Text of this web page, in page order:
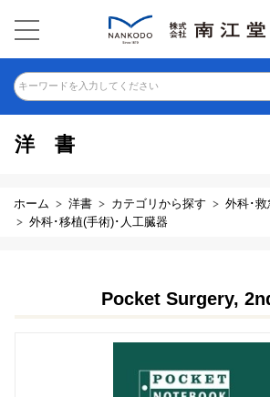
キーワードを入力してください
洋書
ホーム 洋書 カテゴリから探す
外科･
外科･移植(手術)･人工臓器
Pocket Surgery,